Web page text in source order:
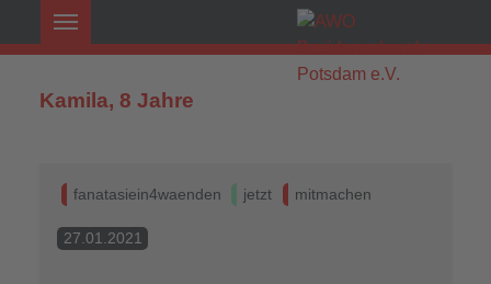
Kamila, 8 Jahre
fanatasiein4waenden jetzt mitmachen
27.01.2021